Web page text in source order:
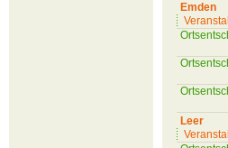
Emden
Leer